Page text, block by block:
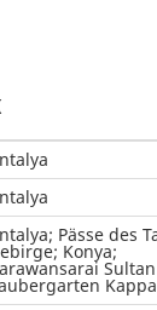
Pässe des
Konya;